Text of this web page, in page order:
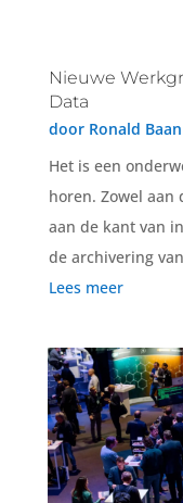
Nieuwe
Data
door Ronald Baan
Het is een
horen. Zowel aan
aan de kant van
de archivering
Lees meer